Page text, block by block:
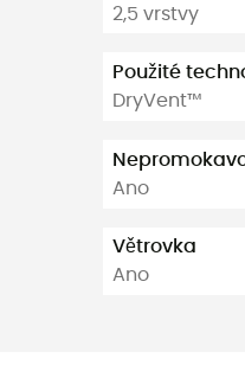
2,5 vrstvy
Použité
DryVent™
Ano
Větrovka
Ano